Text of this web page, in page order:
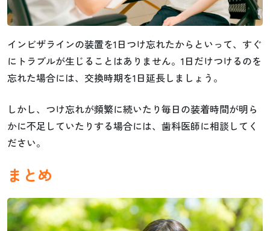
インビザラインの装置を1日つけ忘れたからといって、すぐ
にトラブルが生じることはありません。1日だけつけるのを
忘れた場合には、交換時期を1日延長しましょう。
しかし、つけ忘れが頻繁に続いたり毎日の装着時間が明ら
かに不足していたりする場合には、歯科医師に相談してく
ださい。
まとめ